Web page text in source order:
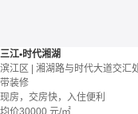
三江•时代湘湖
滨江区 | 湘湖路与时代大道交汇
带装修
现房，交房快，入住便利
均价30000 元/㎡